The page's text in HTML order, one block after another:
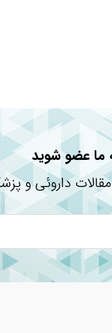
ما عضو شوید
داروئی و